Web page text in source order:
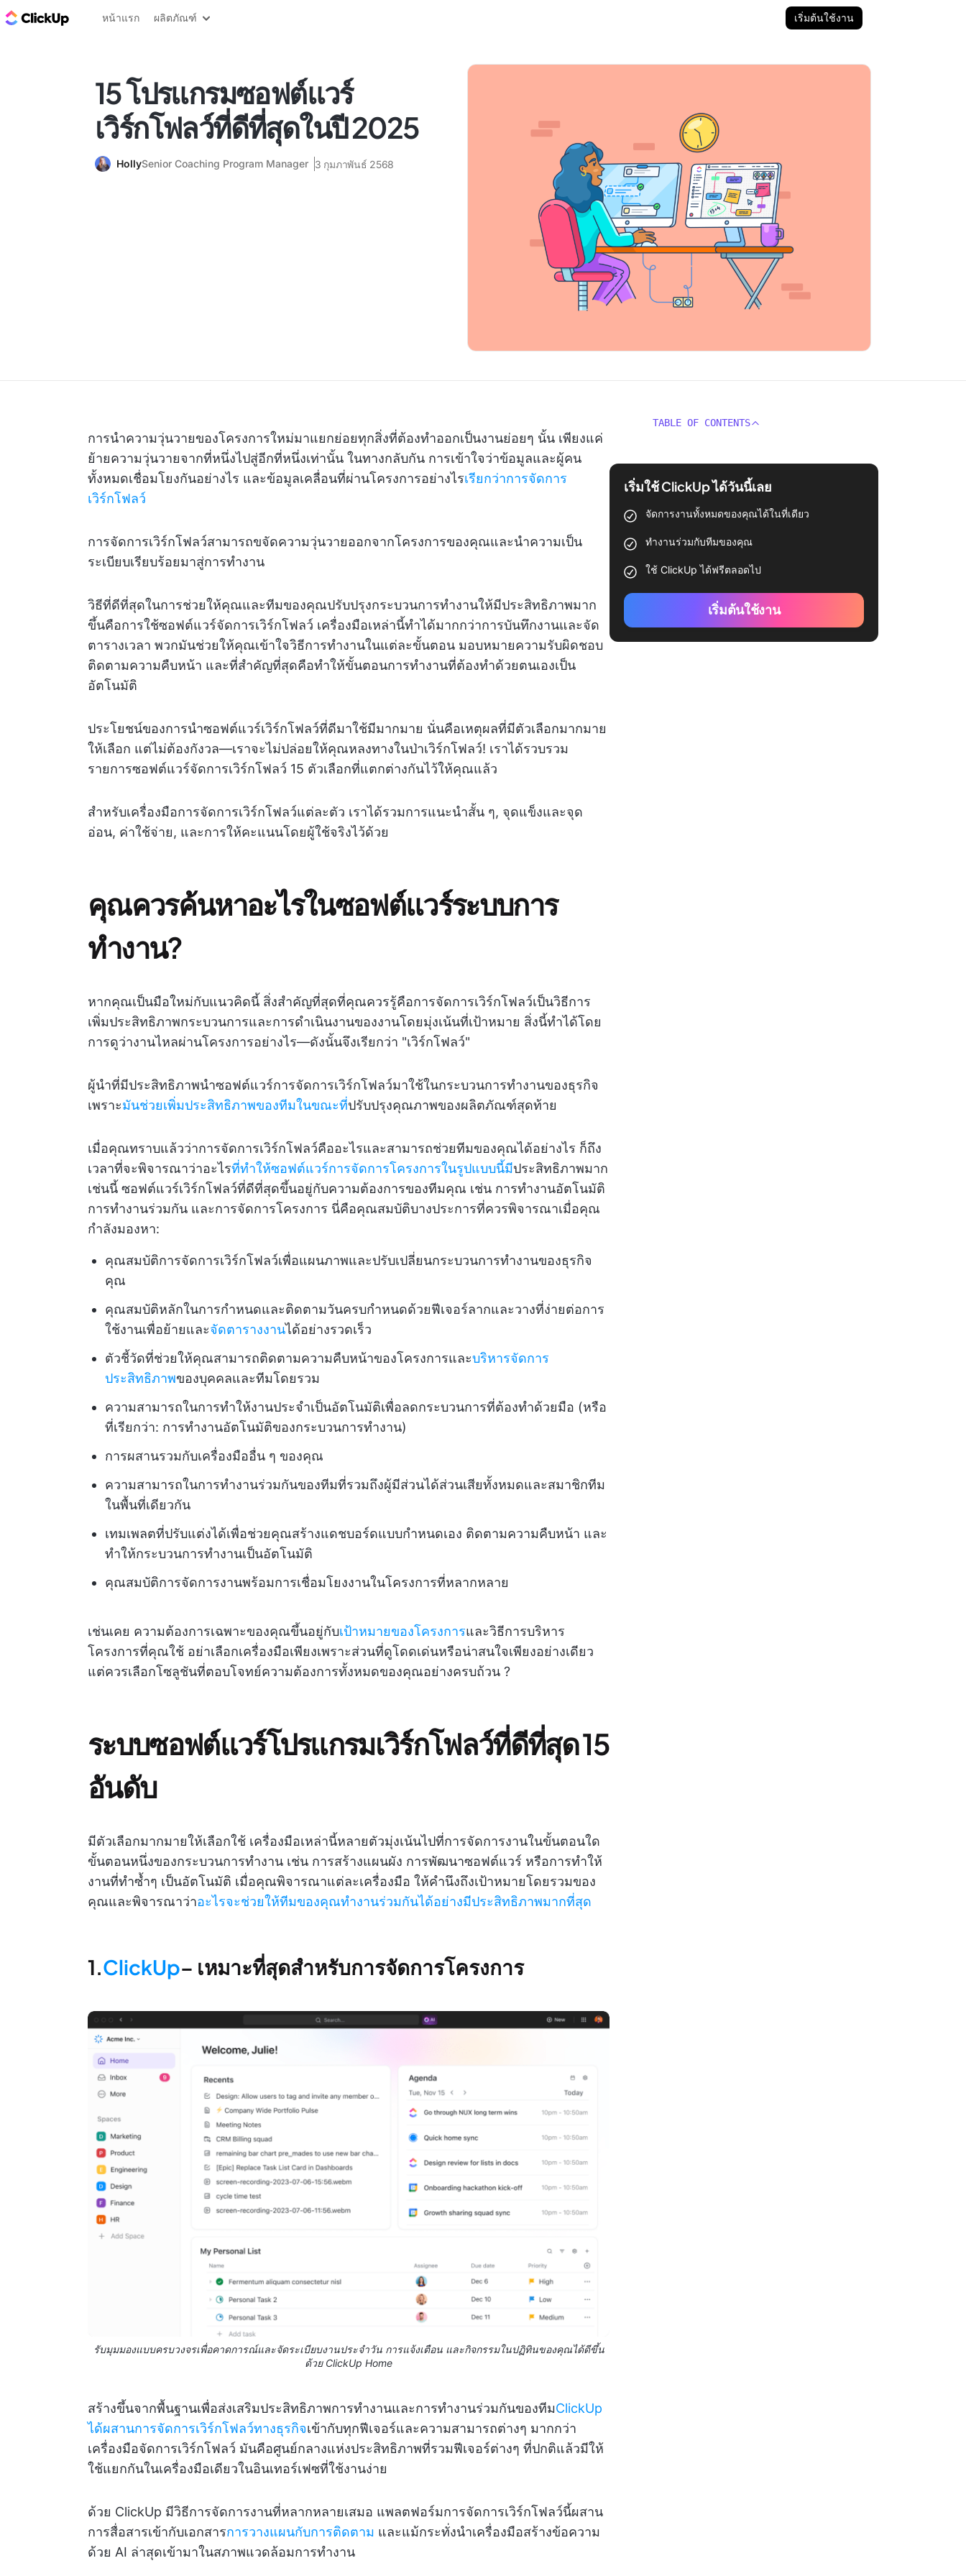
บล็อก ClickUp
หน้าแรก ผลิตภัณฑ์ เริ่มต้นใช้งาน
15 โปรแกรมซอฟต์แวร์
เวิร์กโฟลว์ที่ดีที่สุดในปี 2025
HollySenior Coaching Program Manager 3 กุมภาพันธ์ 2568
การนำความวุ่นวายของโครงการใหม่มาแยกย่อยทุกสิ่งที่ต้องทำออกเป็นงานย่อยๆ นั้น เพียงแค่
ย้ายความวุ่นวายจากที่หนึ่งไปสู่อีกที่หนึ่งเท่านั้น ในทางกลับกัน การเข้าใจว่าข้อมูลและผู้คน
ทั้งหมดเชื่อมโยงกันอย่างไร และข้อมูลเคลื่อนที่ผ่านโครงการอย่างไรเรียกว่าการจัดการ
เวิร์กโฟลว์
การจัดการเวิร์กโฟลว์สามารถขจัดความวุ่นวายออกจากโครงการของคุณและนำความเป็น
ระเบียบเรียบร้อยมาสู่การทำงาน
วิธีที่ดีที่สุดในการช่วยให้คุณและทีมของคุณปรับปรุงกระบวนการทำงานให้มีประสิทธิภาพมาก
ขึ้นคือการใช้ซอฟต์แวร์จัดการเวิร์กโฟลว์ เครื่องมือเหล่านี้ทำได้มากกว่าการบันทึกงานและจัด
ตารางเวลา พวกมันช่วยให้คุณเข้าใจวิธีการทำงานในแต่ละขั้นตอน มอบหมายความรับผิดชอบ
ติดตามความคืบหน้า และที่สำคัญที่สุดคือทำให้ขั้นตอนการทำงานที่ต้องทำด้วยตนเองเป็น
อัตโนมัติ
ประโยชน์ของการนำซอฟต์แวร์เวิร์กโฟลว์ที่ดีมาใช้มีมากมาย นั่นคือเหตุผลที่มีตัวเลือกมากมาย
ให้เลือก แต่ไม่ต้องกังวล—เราจะไม่ปล่อยให้คุณหลงทางในป่าเวิร์กโฟลว์! เราได้รวบรวม
รายการซอฟต์แวร์จัดการเวิร์กโฟลว์ 15 ตัวเลือกที่แตกต่างกันไว้ให้คุณแล้ว
สำหรับเครื่องมือการจัดการเวิร์กโฟลว์แต่ละตัว เราได้รวมการแนะนำสั้น ๆ, จุดแข็งและจุด
อ่อน, ค่าใช้จ่าย, และการให้คะแนนโดยผู้ใช้จริงไว้ด้วย
คุณควรค้นหาอะไรในซอฟต์แวร์ระบบการ
ทำงาน?
หากคุณเป็นมือใหม่กับแนวคิดนี้ สิ่งสำคัญที่สุดที่คุณควรรู้คือการจัดการเวิร์กโฟลว์เป็นวิธีการ
เพิ่มประสิทธิภาพกระบวนการและการดำเนินงานของงานโดยมุ่งเน้นที่เป้าหมาย สิ่งนี้ทำได้โดย
การดูว่างานไหลผ่านโครงการอย่างไร—ดังนั้นจึงเรียกว่า "เวิร์กโฟลว์"
ผู้นำที่มีประสิทธิภาพนำซอฟต์แวร์การจัดการเวิร์กโฟลว์มาใช้ในกระบวนการทำงานของธุรกิจ
เพราะมันช่วยเพิ่มประสิทธิภาพของทีมในขณะที่ปรับปรุงคุณภาพของผลิตภัณฑ์สุดท้าย
เมื่อคุณทราบแล้วว่าการจัดการเวิร์กโฟลว์คืออะไรและสามารถช่วยทีมของคุณได้อย่างไร ก็ถึง
เวลาที่จะพิจารณาว่าอะไรที่ทำให้ซอฟต์แวร์การจัดการโครงการในรูปแบบนี้มีประสิทธิภาพมาก
เช่นนี้ ซอฟต์แวร์เวิร์กโฟลว์ที่ดีที่สุดขึ้นอยู่กับความต้องการของทีมคุณ เช่น การทำงานอัตโนมัติ
การทำงานร่วมกัน และการจัดการโครงการ นี่คือคุณสมบัติบางประการที่ควรพิจารณาเมื่อคุณ
กำลังมองหา:
คุณสมบัติการจัดการเวิร์กโฟลว์เพื่อแผนภาพและปรับเปลี่ยนกระบวนการทำงานของธุรกิจ
คุณ
คุณสมบัติหลักในการกำหนดและติดตามวันครบกำหนดด้วยฟีเจอร์ลากและวางที่ง่ายต่อการ
ใช้งานเพื่อย้ายและจัดตารางงานได้อย่างรวดเร็ว
ตัวชี้วัดที่ช่วยให้คุณสามารถติดตามความคืบหน้าของโครงการและบริหารจัดการ
ประสิทธิภาพของบุคคลและทีมโดยรวม
ความสามารถในการทำให้งานประจำเป็นอัตโนมัติเพื่อลดกระบวนการที่ต้องทำด้วยมือ (หรือ
ที่เรียกว่า: การทำงานอัตโนมัติของกระบวนการทำงาน)
การผสานรวมกับเครื่องมืออื่น ๆ ของคุณ
ความสามารถในการทำงานร่วมกันของทีมที่รวมถึงผู้มีส่วนได้ส่วนเสียทั้งหมดและสมาชิกทีม
ในพื้นที่เดียวกัน
เทมเพลตที่ปรับแต่งได้เพื่อช่วยคุณสร้างแดชบอร์ดแบบกำหนดเอง ติดตามความคืบหน้า และ
ทำให้กระบวนการทำงานเป็นอัตโนมัติ
คุณสมบัติการจัดการงานพร้อมการเชื่อมโยงงานในโครงการที่หลากหลาย
เช่นเคย ความต้องการเฉพาะของคุณขึ้นอยู่กับเป้าหมายของโครงการและวิธีการบริหาร
โครงการที่คุณใช้ อย่าเลือกเครื่องมือเพียงเพราะส่วนที่ดูโดดเด่นหรือน่าสนใจเพียงอย่างเดียว
แต่ควรเลือกโซลูชันที่ตอบโจทย์ความต้องการทั้งหมดของคุณอย่างครบถ้วน ?
ระบบซอฟต์แวร์โปรแกรมเวิร์กโฟลว์ที่ดีที่สุด 15
อันดับ
มีตัวเลือกมากมายให้เลือกใช้ เครื่องมือเหล่านี้หลายตัวมุ่งเน้นไปที่การจัดการงานในขั้นตอนใด
ขั้นตอนหนึ่งของกระบวนการทำงาน เช่น การสร้างแผนผัง การพัฒนาซอฟต์แวร์ หรือการทำให้
งานที่ทำซ้ำๆ เป็นอัตโนมัติ เมื่อคุณพิจารณาแต่ละเครื่องมือ ให้คำนึงถึงเป้าหมายโดยรวมของ
คุณและพิจารณาว่าอะไรจะช่วยให้ทีมของคุณทำงานร่วมกันได้อย่างมีประสิทธิภาพมากที่สุด
1.ClickUp– เหมาะที่สุดสำหรับการจัดการโครงการ
รับมุมมองแบบครบวงจรเพื่อคาดการณ์และจัดระเบียบงานประจำวัน การแจ้งเตือน และกิจกรรมในปฏิทินของคุณได้ดีขึ้น
ด้วย ClickUp Home
สร้างขึ้นจากพื้นฐานเพื่อส่งเสริมประสิทธิภาพการทำงานและการทำงานร่วมกันของทีมClickUp
ได้ผสานการจัดการเวิร์กโฟลว์ทางธุรกิจเข้ากับทุกฟีเจอร์และความสามารถต่างๆ มากกว่า
เครื่องมือจัดการเวิร์กโฟลว์ มันคือศูนย์กลางแห่งประสิทธิภาพที่รวมฟีเจอร์ต่างๆ ที่ปกติแล้วมีให้
ใช้แยกกันในเครื่องมือเดียวในอินเทอร์เฟซที่ใช้งานง่าย
ด้วย ClickUp มีวิธีการจัดการงานที่หลากหลายเสมอ แพลตฟอร์มการจัดการเวิร์กโฟลว์นี้ผสาน
การสื่อสารเข้ากับเอกสารการวางแผนกับการติดตาม และแม้กระทั่งนำเครื่องมือสร้างข้อความ
ด้วย AI ล่าสุดเข้ามาในสภาพแวดล้อมการทำงาน
TABLE OF CONTENTS
เริ่มใช้ ClickUp ได้วันนี้เลย
จัดการงานทั้งหมดของคุณได้ในที่เดียว
ทำงานร่วมกับทีมของคุณ
ใช้ ClickUp ได้ฟรีตลอดไป
เริ่มต้นใช้งาน